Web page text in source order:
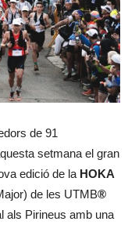
de 91
setmana el gran
edició de la HOKA
de les UTMB®
als Pirineus amb una